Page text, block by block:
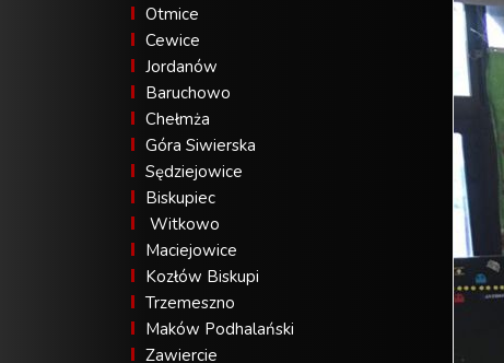
Otmice
Cewice
Jordanów
Baruchowo
Chełmża
Góra Siwierska
Sędziejowice
Biskupiec
Witkowo
Maciejowice
Kozłów Biskupi
Trzemeszno
Maków Podhalański
Zawiercie